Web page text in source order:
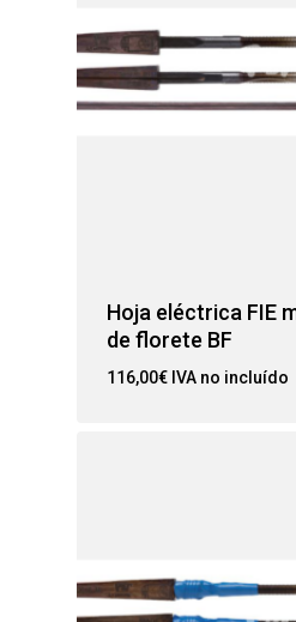
Hoja eléctrica FIE
de florete BF
116,00€ IVA no incluído